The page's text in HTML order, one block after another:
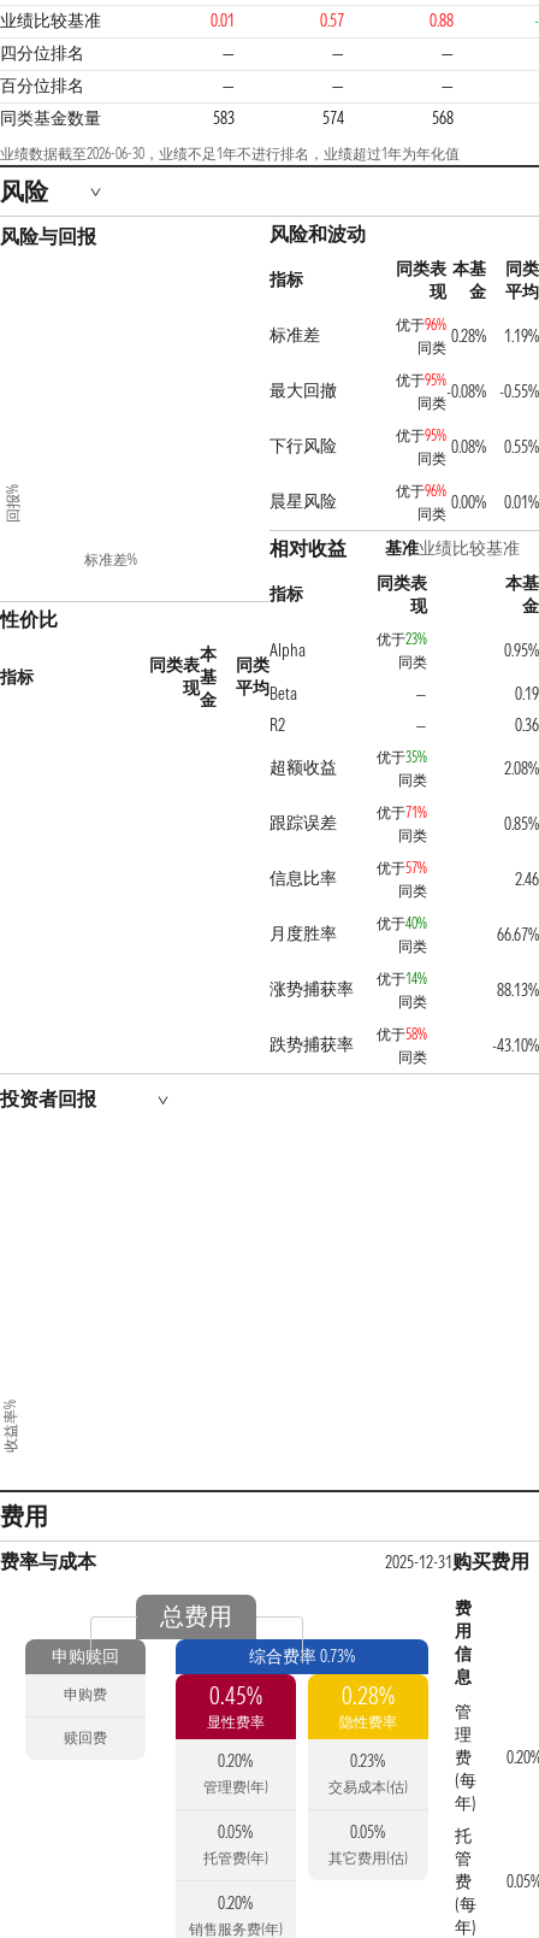
业绩比较基准
0.01 0.57 0.88
四分位排名
— — —
4
百分位排名 — —
—
同类基金数量
583 574 568
业绩数据截至2026-06-30，业绩不足1年不进行排名，业绩超过1年为年化值
风险
风险与回报
标准差%
回报%
性价比
指标
同类表
现
本
基
金
同类
平均
风险和波动
指标
同类表
现
本基
金
同类
平均
标准差
优于96%
同类
0.28% 1.19%
最大回撤 优于95%
同类
-0.08% -0.55%
下行风险 优于95%
同类
0.08% 0.55%
晨星风险 优于96%
同类
0.00% 0.01%
相对收益 基准业绩比较基准
指标
同类表
现
本基
金
Alpha
优于23%
同类
0.95%
Beta
—
0.19
R2
—
0.36
超额收益
优于35%
同类
2.08%
跟踪误差 优于71%
同类
0.85%
信息比率 优于57%
同类
2.46
月度胜率 优于40%
同类
66.67%
涨势捕获率 优于14%
同类
88.13%
跌势捕获率 优于58%
同类
-43.10%
投资者回报
收益率%
费用
费率与成本 2025-12-31
总费用
申购赎回
申购费
赎回费
综合费率 0.73%
0.45%
显性费率
0.20%
管理费(年)
0.05%
托管费(年)
0.20%
销售服务费(年)
0.28%
隐性费率
0.23%
交易成本(估)
0.05%
其它费用(估)
购买费用
费
用
信
息
管
理
费
(每
年)
托
管
费
(每
年)